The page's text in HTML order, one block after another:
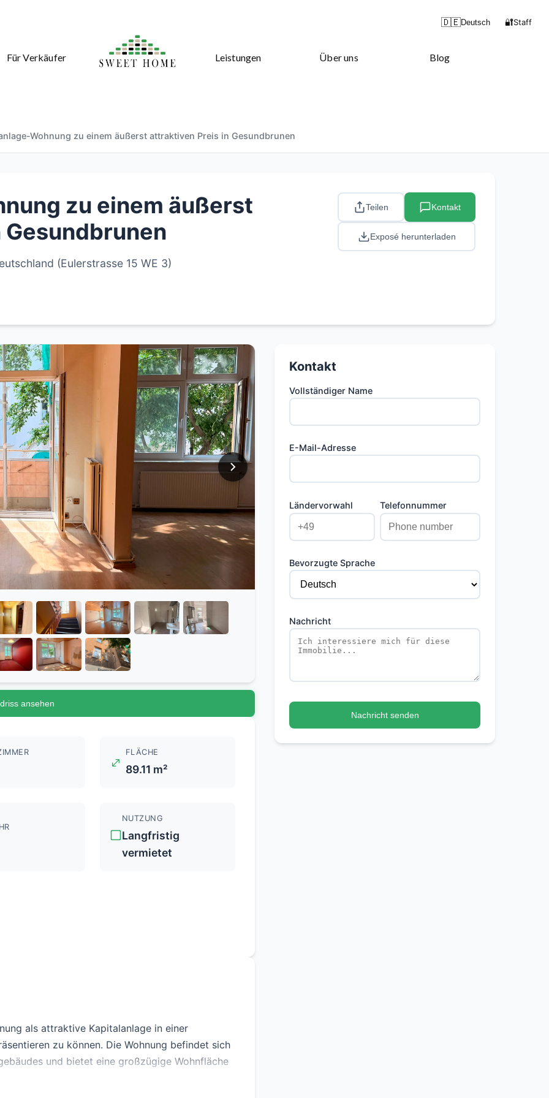
Für Verkäufer Leistungen Über uns Blog
🇩🇪Deutsch 🔐Staff
Wohnung zu einem äußerst attraktiven Preis in Gesundbrunen
zu einem äußerst
(Eulerstrasse 15 WE 3)
Teilen Kontakt
Exposé herunterladen
ansehen
FLÄCHE
89.11 m²
NUTZUNG
Langfristig
vermietet
als attraktive Kapitalanlage in einer
zu können. Die Wohnung befindet sich
und bietet eine großzügige Wohnfläche
Kontakt
Vollständiger Name
E-Mail-Adresse
Ländervorwahl Telefonnummer
Bevorzugte Sprache
Nachricht
Nachricht senden